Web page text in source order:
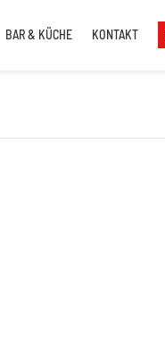
BAR & KÜCHE KONTAKT